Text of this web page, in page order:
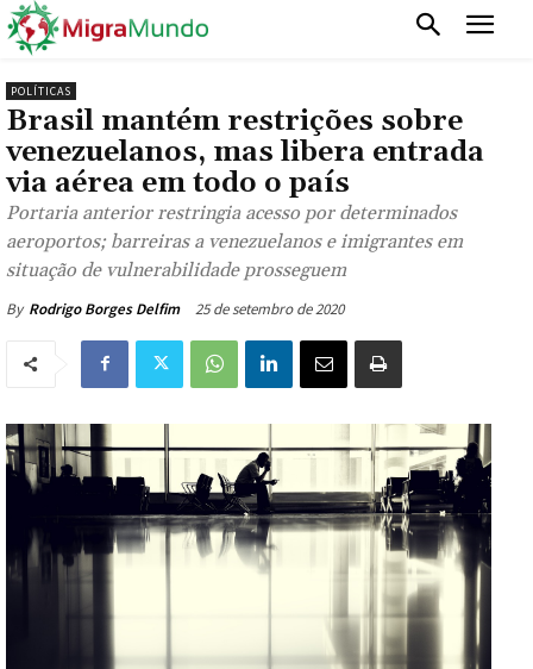
POLÍTICAS
Brasil mantém restrições sobre
venezuelanos, mas libera entrada
via aérea em todo o país
Portaria anterior restringia acesso por determinados
aeroportos; barreiras a venezuelanos e imigrantes em
situação de vulnerabilidade prosseguem
By Rodrigo Borges Delfim 25 de setembro de 2020